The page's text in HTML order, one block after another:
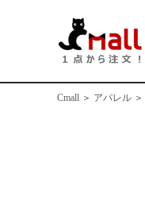
Cmall ＞ アパレル ＞